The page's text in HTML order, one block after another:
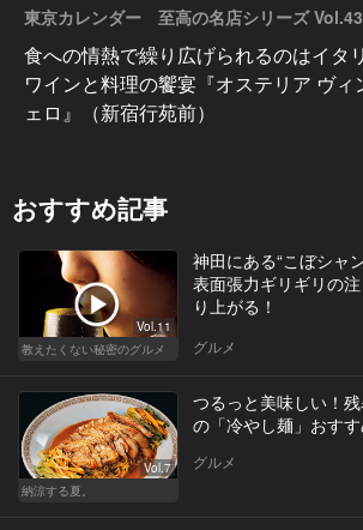
東京カレンダー 至高の名店シリーズ Vol.43
食への情熱で繰り広げられるのはイタ
ワインと料理の饗宴『オステリア ヴィ
ェロ』（新宿行苑前）
おすすめ記事
Vol.11
教えたくない秘密のグルメ
神田にある“こぼシャ
表面張力ギリギリの
り上がる！
グルメ
Vol.7
納涼する夏。
つるっと美味しい！
の「冷やし麺」おす
グルメ